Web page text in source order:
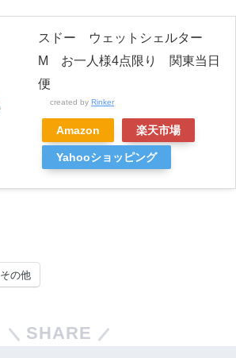
スドー ウェットシェルター
M お一人様4点限り 関東当日
便
created by Rinker
Amazon 楽天市場
Yahooショッピング
その他
SHARE